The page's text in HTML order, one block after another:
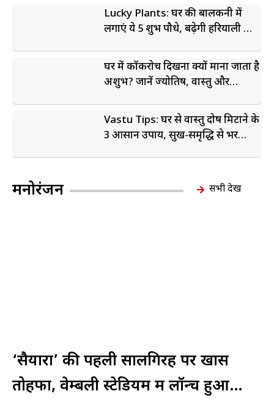
Lucky Plants: घर की बालकनी में
लगाएं ये 5 शुभ पौधे, बढ़ेगी हरियाली और
घर में कॉकरोच दिखना क्यों माना जाता है
अशुभ? जानें ज्योतिष, वास्तु और
Vastu Tips: घर से वास्तु दोष मिटाने के
3 आसान उपाय, सुख-समृद्धि से भर
मनोरंजन सभी देखें
‘सैयारा’ की पहली सालगिरह पर खास
तोहफा, वेम्बली स्टेडियम में लॉन्च हुआ